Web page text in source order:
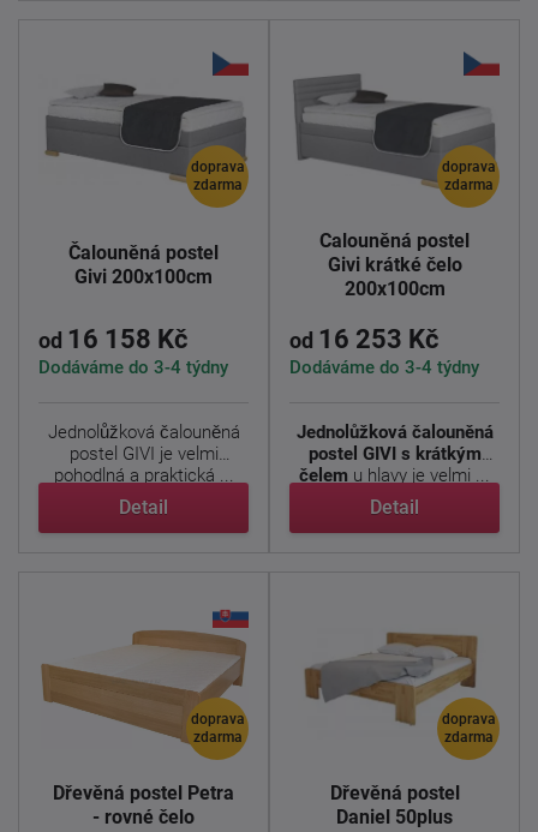
doprava
zdarma
Čalouněná postel
Givi 200x100cm
od 16 158 Kč
Dodáváme do 3-4 týdny
Jednolůžková čalouněná
postel GIVI je velmi
pohodlná a praktická ...
Detail
doprava
zdarma
Čalouněná postel
Givi krátké čelo
200x100cm
od 16 253 Kč
Dodáváme do 3-4 týdny
Jednolůžková čalouněná
postel GIVI s krátkým
čelem u hlavy je velmi ...
Detail
doprava
zdarma
Dřevěná postel Petra
- rovné čelo
doprava
zdarma
Dřevěná postel
Daniel 50plus